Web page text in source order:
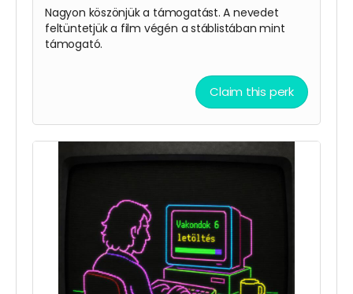
Nagyon köszönjük a támogatást. A nevedet
feltüntetjük a film végén a stáblistában mint
támogató.
Claim this perk